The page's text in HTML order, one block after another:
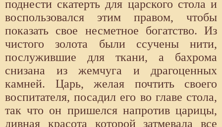
поднести скатерть для царского стола и
воспользовался этим правом, чтобы
показать свое несметное богатство. Из
чистого золота были ссучены нити,
послужившие для ткани, а бахрома
снизана из жемчуга и драгоценных
камней. Царь, желая почтить своего
воспитателя, посадил его во главе стола,
так что он пришелся напротив царицы,
дивная красота которой затмевала все